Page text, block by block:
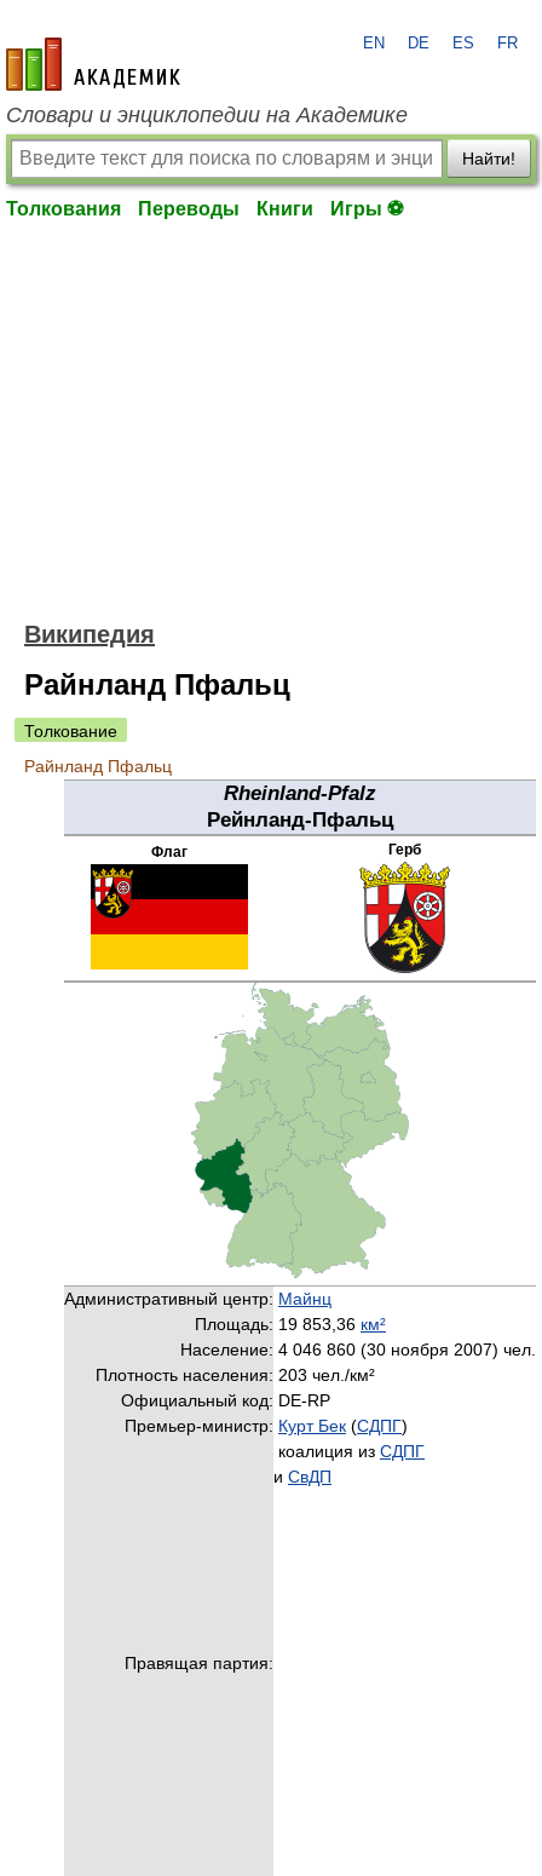
academic.ru
EN DE ES FR
Словари и энциклопедии на Академике
Найти!
Толкования Переводы Книги Игры ⚽
Википедия
Райнланд Пфальц
Толкование
Райнланд Пфальц
Rheinland-Pfalz
Рейнланд-Пфальц
Флаг Герб
Административный центр: Майнц
Площадь: 19 853,36 км²
Население: 4 046 860 (30 ноября 2007) чел.
Плотность населения: 203 чел./км²
Официальный код: DE-RP
Премьер-министр: Курт Бек (СДПГ)
Правящая партия:
коалиция из СДПГ
и СвДП